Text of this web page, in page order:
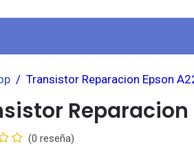
Transistor Reparacion Epson
Reparacion
(0 reseña)